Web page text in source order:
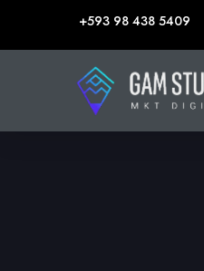
+593 98 438 5409